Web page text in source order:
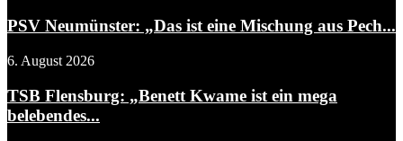
PSV Neumünster: „Das ist eine Mischung aus Pech...
6. August 2026
TSB Flensburg: „Benett Kwame ist ein mega
belebendes...